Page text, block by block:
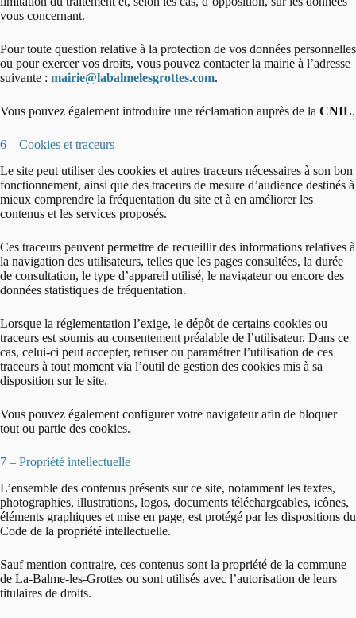
vous concernant.
Pour toute question relative à la protection de vos données personnelles
ou pour exercer vos droits, vous pouvez contacter la mairie à l’adresse
suivante : mairie@labalmelesgrottes.com.
Vous pouvez également introduire une réclamation auprès de la CNIL.
6 – Cookies et traceurs
Le site peut utiliser des cookies et autres traceurs nécessaires à son bon
fonctionnement, ainsi que des traceurs de mesure d’audience destinés à
mieux comprendre la fréquentation du site et à en améliorer les
contenus et les services proposés.
Ces traceurs peuvent permettre de recueillir des informations relatives à
la navigation des utilisateurs, telles que les pages consultées, la durée
de consultation, le type d’appareil utilisé, le navigateur ou encore des
données statistiques de fréquentation.
Lorsque la réglementation l’exige, le dépôt de certains cookies ou
traceurs est soumis au consentement préalable de l’utilisateur. Dans ce
cas, celui-ci peut accepter, refuser ou paramétrer l’utilisation de ces
traceurs à tout moment via l’outil de gestion des cookies mis à sa
disposition sur le site.
Vous pouvez également configurer votre navigateur afin de bloquer
tout ou partie des cookies.
7 – Propriété intellectuelle
L’ensemble des contenus présents sur ce site, notamment les textes,
photographies, illustrations, logos, documents téléchargeables, icônes,
éléments graphiques et mise en page, est protégé par les dispositions du
Code de la propriété intellectuelle.
Sauf mention contraire, ces contenus sont la propriété de la commune
de La-Balme-les-Grottes ou sont utilisés avec l’autorisation de leurs
titulaires de droits.